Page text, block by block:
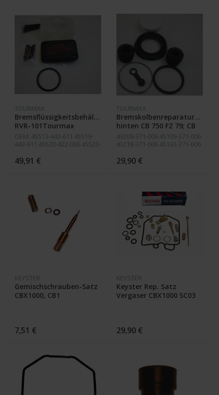
TOURMAX
Bremsflüssigkeitsbehälter
RVR-101Tourmax
OEM: 45513-443-611 45519-
443-611 45520-422-006 45520-
422-006 45511-422-006 45511-
463-006 45511-438-006 45511-
49,91 €
TOURMAX
Bremskolbenreparatursatz
hinten CB 750 FZ 79; CB
750 FA 80; CB750 FB 81;
CB 900F Z/A 79-80,
BCR-101
43209-371-006 45109-371-006
43218-371-006 45133-371-006
29,90 €
KEYSTER
Gemischschrauben-Satz
CBX1000, CB1
7,51 €
KEYSTER
Keyster Rep. Satz
Vergaser CBX1000 SC03
29,90 €